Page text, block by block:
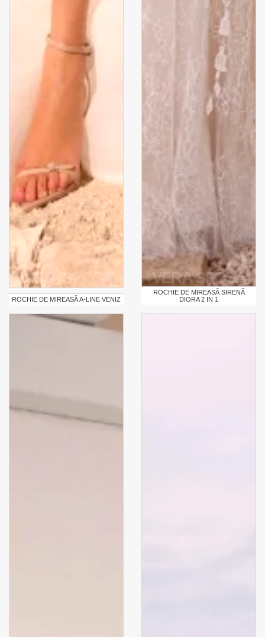
VERA SPOSA
ROCHIE DE MIREASĂ A-LINE VENIZ
VERA SPOSA
ROCHIE DE MIREASĂ SIRENĂ
DIORA 2 IN 1